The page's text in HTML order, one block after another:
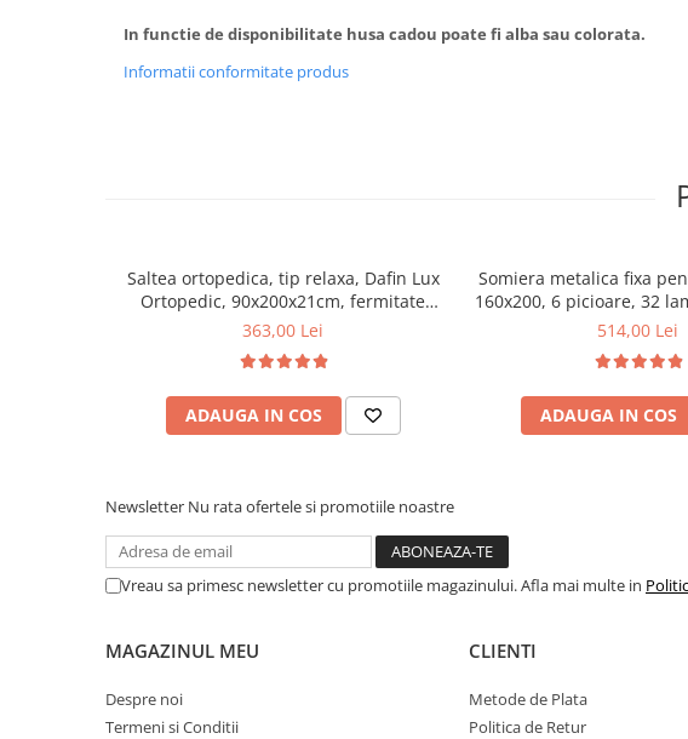
In functie de disponibilitate husa cadou poate fi alba sau colorata.
Informatii conformitate produs
Saltea ortopedica, tip relaxa, Dafin Lux
Ortopedic, 90x200x21cm, fermitate
medie, cu plasa de arcuri tip Bonell, fata
Salt Confort
363,00 Lei
ADAUGA IN COS
Somiera metalica fixa
160x200, 6 picioare, 32
benzi textile, suport514,00 Lei
ADAUGA IN COS
Newsletter Nu rata ofertele si promotiile noastre
Vreau sa primesc newsletter cu promotiile magazinului. Afla mai multe in
MAGAZINUL MEU
Despre noi
Termeni si Conditii
CLIENTI
Metode de Plata
Politica de Retur